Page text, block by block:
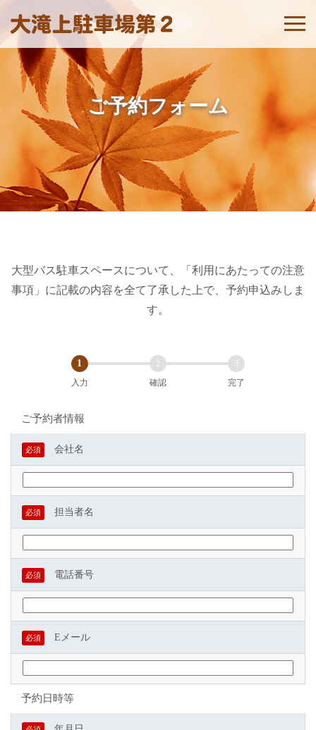
ご予約フォーム
大型バス駐車スペースについて、「利用にあたっての注意
事項」に記載の内容を全て了承した上で、予約申込みしま
す。
1
入力
2
確認
完了
ご予約者情報
必須 会社名
必須 担当者名
必須 電話番号
必須 Eメール
予約日時等